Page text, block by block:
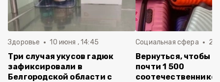
Здоровье 10 июня , 14:45
Три случая укусов гадюк
зафиксировали в
Белгородской области с
Социальная сфера 20
Вернуться, чтобы
почти 1 500